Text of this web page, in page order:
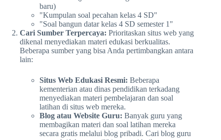
baru)
"Kumpulan soal pecahan kelas 4 SD"
"Soal bangun datar kelas 4 SD semester 1"
Cari Sumber Terpercaya: Prioritaskan situs web yang
dikenal menyediakan materi edukasi berkualitas.
Beberapa sumber yang bisa Anda pertimbangkan antara
lain:
Situs Web Edukasi Resmi: Beberapa
kementerian atau dinas pendidikan terkadang
menyediakan materi pembelajaran dan soal
latihan di situs web mereka.
Blog atau Website Guru: Banyak guru yang
membagikan materi dan soal latihan mereka
secara gratis melalui blog pribadi. Cari blog guru